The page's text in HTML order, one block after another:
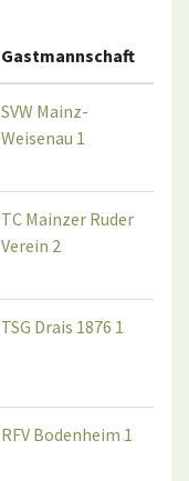
Gastmannschaft
SVW Mainz-
Weisenau 1
TC Mainzer Ruder
Verein 2
TSG Drais 1876 1
RFV Bodenheim 1